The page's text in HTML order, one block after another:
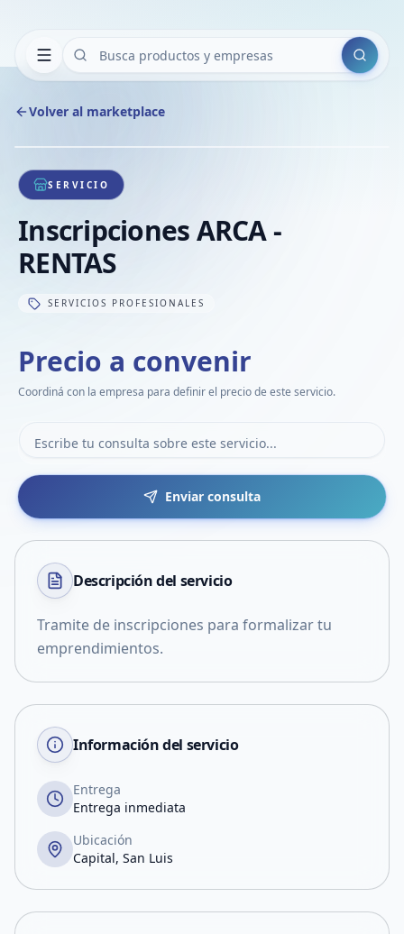
Buscar
Volver al marketplace
1/1
SERVICIO
Inscripciones ARCA -
RENTAS
SERVICIOS PROFESIONALES
Precio a convenir
Coordiná con la empresa para definir el precio de este servicio.
Enviar consulta
Descripción del servicio
Tramite de inscripciones para formalizar tu
emprendimientos.
Información del servicio
Entrega
Entrega inmediata
Ubicación
Capital, San Luis